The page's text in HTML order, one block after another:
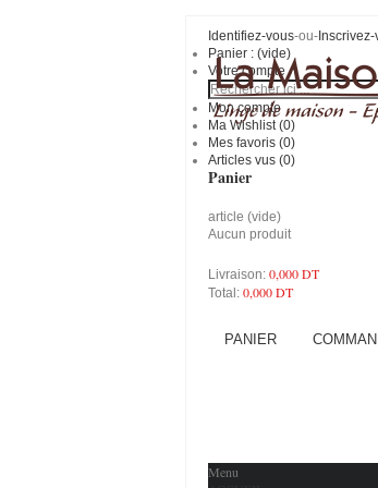
Identifiez-vous-ou-
Panier : (vide)
Votre compte
Mon compte
Ma Wishlist (0)
Mes favoris (0)
Articles vus (0)
Panier
article (vide)
Aucun produit
Livraison: 0,000 DT
Total: 0,000 DT
PANIER
Menu